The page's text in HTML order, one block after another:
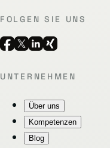
FOLGEN SIE UNS
UNTERNEHMEN
Über uns
Kompetenzen
Blog